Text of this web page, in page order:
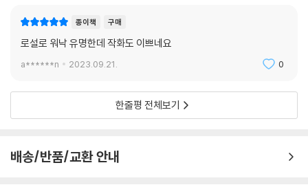
종이책 구매
로설로 워낙 유명한데 작화도 이쁘네요
a******n 2023.09.21. 0
한줄평 전체보기
배송/반품/교환 안내